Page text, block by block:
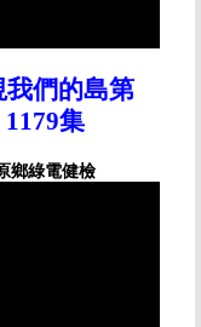
我們的島第
1179集
鄉綠電健檢